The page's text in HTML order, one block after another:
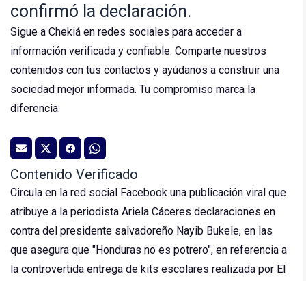
confirmó la declaración.
Sigue a Chekiá en redes sociales para acceder a
información verificada y confiable. Comparte nuestros
contenidos con tus contactos y ayúdanos a construir una
sociedad mejor informada. Tu compromiso marca la
diferencia.
Contenido Verificado
Circula en la red social Facebook una publicación viral que
atribuye a la periodista Ariela Cáceres declaraciones en
contra del presidente salvadoreño Nayib Bukele, en las
que asegura que "Honduras no es potrero", en referencia a
la controvertida entrega de kits escolares realizada por El